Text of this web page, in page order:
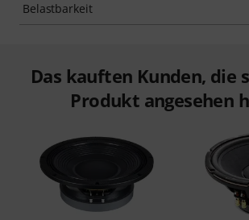
Belastbarkeit
Das kauften Kunden, die
Produkt angesehen